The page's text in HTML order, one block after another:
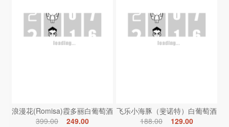
浪漫花(Romisa)霞多丽白葡萄酒
399.00
249.00
飞乐小海豚（斐诺特）白葡萄酒
188.00
129.00